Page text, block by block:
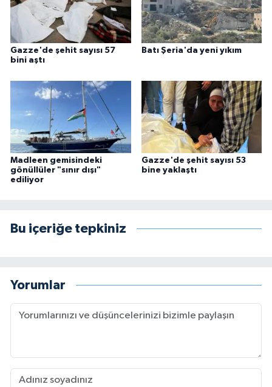
Gazze'de şehit sayısı 57
bini aştı
Batı Şeria'da yeni yıkım
Madleen gemisindeki
gönüllüler "sınır dışı"
ediliyor
Gazze'de şehit sayısı 53
bine yaklaştı
Bu içeriğe tepkiniz
Yorumlar